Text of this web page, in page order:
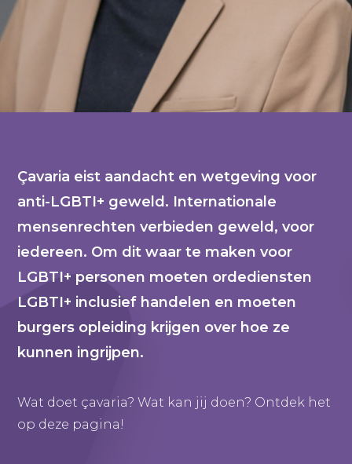
Çavaria eist aandacht en wetgeving voor
anti-LGBTI+ geweld. Internationale
mensenrechten verbieden geweld, voor
iedereen. Om dit waar te maken voor
LGBTI+ personen moeten ordediensten
LGBTI+ inclusief handelen en moeten
burgers opleiding krijgen over hoe ze
kunnen ingrijpen.
Wat doet çavaria? Wat kan jij doen? Ontdek het
op deze pagina!